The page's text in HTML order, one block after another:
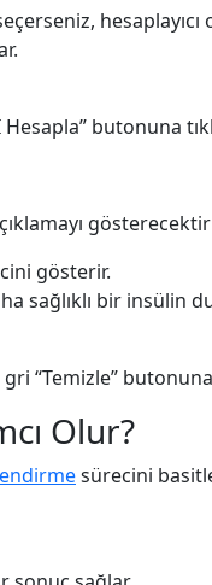
butonuna
gösterir.
bir insülin
“Temizle” butonuna
Olur?
sürecini